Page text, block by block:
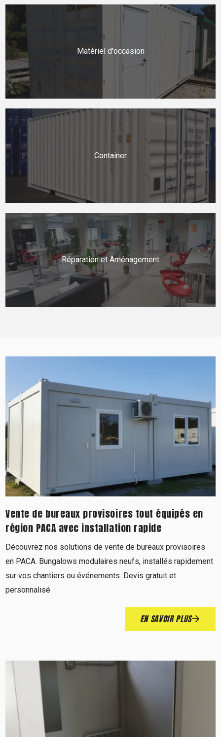
Matériel d'occasion
Container
Réparation et Aménagement
Vente de bureaux provisoires tout équipés en
région PACA avec installation rapide
Découvrez nos solutions de vente de bureaux provisoires
en PACA. Bungalows modulaires neufs, installés rapidement
sur vos chantiers ou événements. Devis gratuit et
personnalisé
EN SAVOIR PLUS